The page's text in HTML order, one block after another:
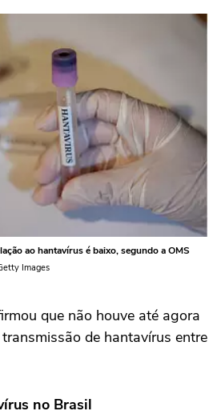
ao hantavírus é baixo, segundo a OMS
Images
que não houve até agora
de hantavírus entre
no Brasil